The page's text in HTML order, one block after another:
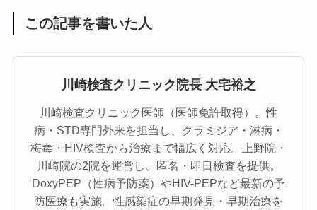
この記事を書いた人
川崎検査クリニック院長 大宅裕之
川崎検査クリニック医師（医師免許取得）。性
病・STD専門外来を担当し、クラミジア・淋病・
梅毒・HIV検査から治療まで幅広く対応。上野院・
川崎院の2院を運営し、匿名・即日検査を提供。
DoxyPEP（性病予防薬）やHIV-PEPなど最新の予
防医療も実施。性感染症の早期発見・早期治療を